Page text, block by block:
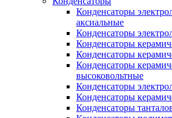
Конденсаторы
аксиальные
Конденсаторы
Конденсаторы
Конденсаторы
Конденсаторы
высоковольтные
Конденсаторы
Конденсаторы
Конденсаторы